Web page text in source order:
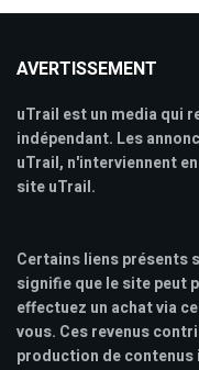
AVERTISSEMENT
uTrail est un media qui
indépendant. Les
uTrail, n'interviennent
site uTrail.
Certains liens présents
signifie que le site peut
effectuez un achat via
vous. Ces revenus
production de contenus